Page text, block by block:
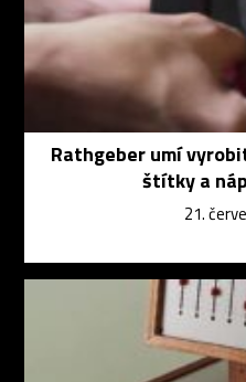
Rathgeber umí
štítky a
21.